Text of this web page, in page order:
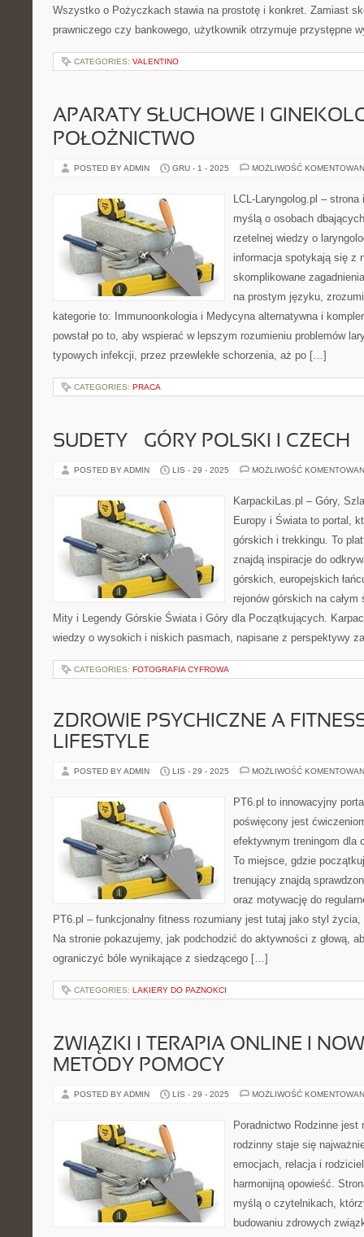
Wszystko o Pożyczkach stawia na prostotę i konkret. Zamiast
prawniczego czy bankowego, użytkownik otrzymuje przystępne
CATEGORIES: VALENTINO
APARATY SŁUCHOWE I
POŁOŻNICTWO
POSTED BY ADMIN GRU - 1 - 2025 MOŻLIWOŚĆ
LCL-Laryngolog.pl –
myślą o osobach
rzetelnej wiedzy o
informacja spotykają się z
skomplikowane
na prostym języku,
kategorie to: Immunoonkologia i Medycyna alternatywna i
powstał po to, aby wspierać w lepszym rozumieniu problemów
typowych infekcji, przez przewlekłe schorzenia, aż po […]
CATEGORIES: PRACA
SUDETY – GÓRY POLSKI I CZECH
POSTED BY ADMIN LIS - 29 - 2025 MOŻLIWOŚĆ
KarpackiLas.pl – Góry,
Europy i Świata to portal,
górskich i trekkingu. To
znajdą inspiracje do
górskich, europejskich
rejonów górskich na
Mity i Legendy Górskie Świata i Góry dla Początkujących.
wiedzy o wysokich i niskich pasmach, napisane z perspektywy
CATEGORIES: FOTOGRAFIA CYFROWA
ZDROWIE PSYCHICZNE A
LIFESTYLE
POSTED BY ADMIN LIS - 29 - 2025 MOŻLIWOŚĆ
PT6.pl to innowacyjny
poświęcony jest
efektywnym treningom dla
To miejsce, gdzie
trenujący znajdą
oraz motywację do
PT6.pl – funkcjonalny fitness rozumiany jest tutaj jako styl
Na stronie pokazujemy, jak podchodzić do aktywności z głową,
ograniczyć bóle wynikające z siedzącego […]
CATEGORIES: LAKIERY DO PAZNOKCI
ZWIĄZKI I TERAPIA ONLINE I
METODY POMOCY
POSTED BY ADMIN LIS - 29 - 2025 MOŻLIWOŚĆ
Poradnictwo Rodzinne
rodzinny staje się
emocjach, relacja i
harmonijną opowieść.
myślą o czytelnikach,
budowaniu zdrowych